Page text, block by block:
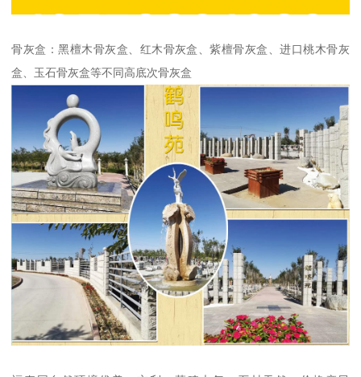
骨灰盒：黑檀木骨灰盒、红木骨灰盒、紫檀骨灰盒、进口桃木骨灰
盒、玉石骨灰盒等不同高底次骨灰盒